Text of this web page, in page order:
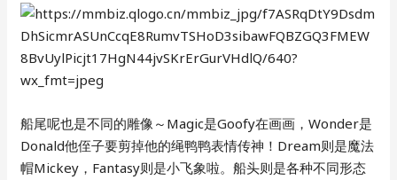
船尾呢也是不同的雕像～Magic是Goofy在画画，Wonder是
Donald他侄子要剪掉他的绳鸭鸭表情传神！Dream则是魔法
帽Mickey，Fantasy则是小飞象啦。船头则是各种不同形态